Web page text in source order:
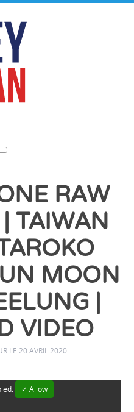
RAW
TAIWAN
MOON
|
VIDEO
LE 20 AVRIL 2020
✓ Allow